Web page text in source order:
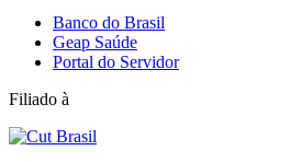
Banco do Brasil
Geap Saúde
Portal do Servidor
Filiado à